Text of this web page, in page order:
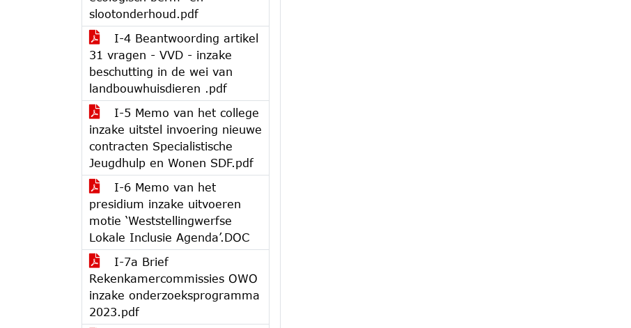
slootonderhoud.pdf
I-4 Beantwoording artikel
31 vragen - VVD - inzake
beschutting in de wei van
landbouwhuisdieren .pdf
I-5 Memo van het college
inzake uitstel invoering nieuwe
contracten Specialistische
Jeugdhulp en Wonen SDF.pdf
I-6 Memo van het
presidium inzake uitvoeren
motie ‘Weststellingwerfse
Lokale Inclusie Agenda’.DOC
I-7a Brief
Rekenkamercommissies OWO
inzake onderzoeksprogramma
2023.pdf